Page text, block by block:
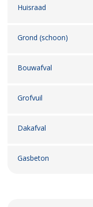
Huisraad
Grond (schoon)
Bouwafval
Grofvuil
Dakafval
Gasbeton